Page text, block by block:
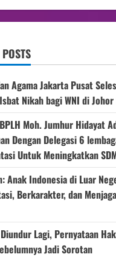
Agama Jakarta Pusat
Nikah bagi WNI di
Moh. Jumhur Hidayat
Dengan Delegasi 6
Untuk Meningkatkan
Anak Indonesia di Luar
Berkarakter, dan
Lagi, Pernyataan
Jadi Sorotan